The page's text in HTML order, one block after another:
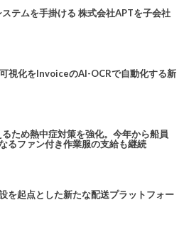
テムを手掛ける 株式会社APTを子会社
視化をInvoiceのAI-OCRで自動化する新
ため熱中症対策を強化。今年から船員
るファン付き作業服の支給も継続
を起点とした新たな配送プラットフォー